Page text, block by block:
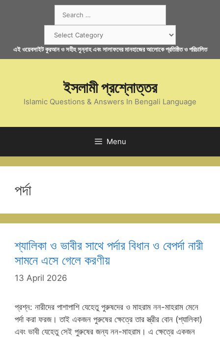
for:
এই ওয়েবসাইট কুরআন ও সহীহ সুন্নাহ এবং সালাফদের মানহাজের আলোকে প্রতিষ্ঠিত ও পরিচালিত
ইসলামী প্রশ্নোত্তর
Islamic Questions & Answers In Bengali Language
Menu
পর্দা
শ্যালিকা ও ভাবীর সাথে পর্দার বিধান ও বেপর্দা নারী
সামনে এসে গেলে করণীয়
13 April 2026
প্রশ্ন: নারীদের পাশাপাশি যেহেতু পুরুষদের ও মাহরাম নন-মাহরাম মেনে
পর্দা করা ফরজ। তাই একজন পুরুষের ক্ষেত্রে তার স্ত্রীর বোন (শ্যালিকা)
এবং ভাবী যেহেতু সেই পুরুষের জন্য নন-মাহরাম। এ ক্ষেত্রে একজন